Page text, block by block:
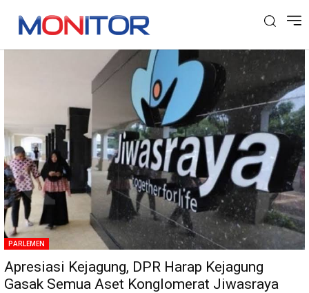
Tag: Panja Hukum
PARLEMEN
Apresiasi Kejagung, DPR Harap Kejagung
Gasak Semua Aset Konglomerat Jiwasraya